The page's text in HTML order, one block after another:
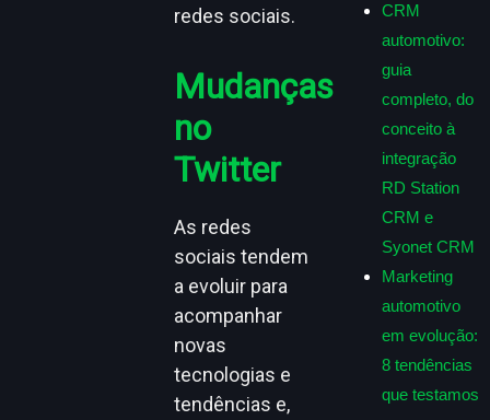
redes sociais.
Mudanças
no
Twitter
As redes
sociais tendem
a evoluir para
acompanhar
novas
tecnologias e
tendências e,
CRM
automotivo:
guia
completo, do
conceito à
integração
RD Station
CRM e
Syonet CRM
Marketing
automotivo
em evolução:
8 tendências
que testamos